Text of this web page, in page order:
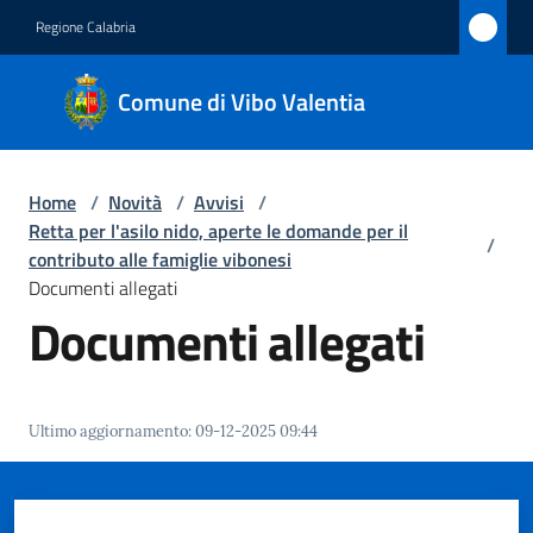
Regione Calabria
Comune di Vibo Valentia
Comune
di Vibo
Valentia
Amministrazione
Novità
Menu selezionato
Valentia
Home / Novità / Avvisi /
Retta per l'asilo nido, aperte le domande per il
contributo alle famiglie vibonesi
/
Documenti allegati
Documenti allegati
Ultimo aggiornamento:09-12-2025 09:44